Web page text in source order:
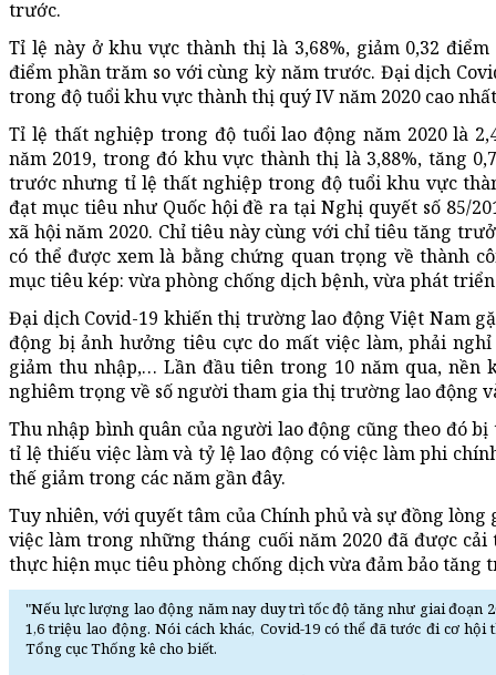
trước.
Tỉ lệ này ở khu vực thành thị là 3,68%, giảm 0,32
điểm phần trăm so với cùng kỳ năm trước. Đại dịch
trong độ tuổi khu vực thành thị quý IV năm 2020 cao
Tỉ lệ thất nghiệp trong độ tuổi lao động năm 2020 là
năm 2019, trong đó khu vực thành thị là 3,88%, tăng
trước nhưng tỉ lệ thất nghiệp trong độ tuổi khu vực
đạt mục tiêu như Quốc hội đề ra tại Nghị quyết số 85/
xã hội năm 2020. Chỉ tiêu này cùng với chỉ tiêu tăng
có thể được xem là bằng chứng quan trọng về thành
mục tiêu kép: vừa phòng chống dịch bệnh, vừa phát
Đại dịch Covid-19 khiến thị trường lao động Việt Nam
động bị ảnh hưởng tiêu cực do mất việc làm, phải
giảm thu nhập,… Lần đầu tiên trong 10 năm qua, nền
nghiêm trọng về số người tham gia thị trường lao động
Thu nhập bình quân của người lao động cũng theo đó
tỉ lệ thiếu việc làm và tỷ lệ lao động có việc làm phi
thế giảm trong các năm gần đây.
Tuy nhiên, với quyết tâm của Chính phủ và sự đồng
việc làm trong những tháng cuối năm 2020 đã được
thực hiện mục tiêu phòng chống dịch vừa đảm bảo
"Nếu lực lượng lao động năm nay duy trì tốc độ tăng như giai đoạn
1,6 triệu lao động. Nói cách khác, Covid-19 có thể đã tước đi cơ
Tổng cục Thống kê cho biết.